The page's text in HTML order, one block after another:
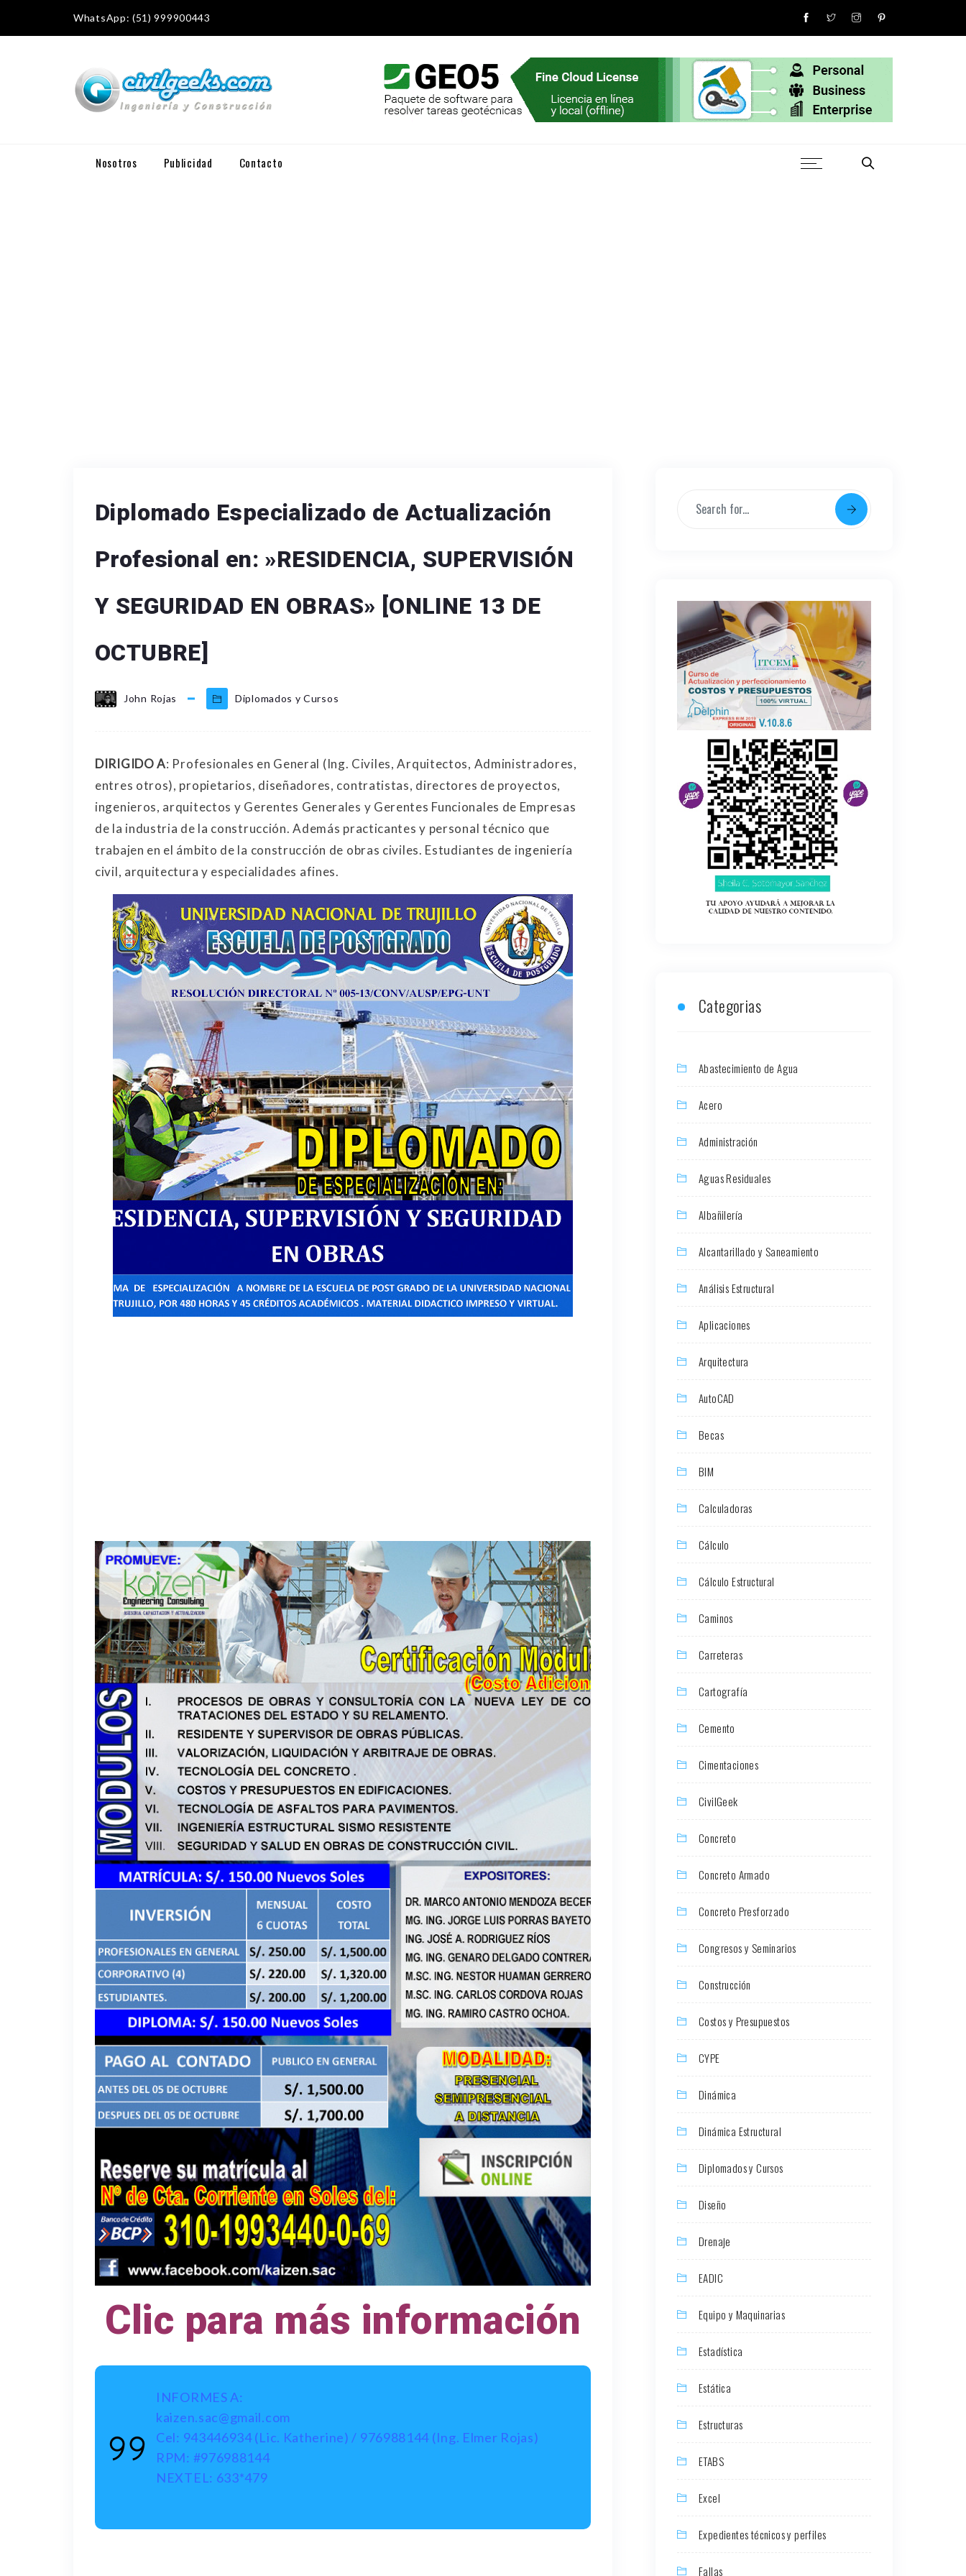
WhatsApp: (51) 999900443
Nosotros Publicidad Contacto
Diplomado Especializado de Actualización
Profesional en: »RESIDENCIA, SUPERVISIÓN
Y SEGURIDAD EN OBRAS» [ONLINE 13 DE
OCTUBRE]
John Rojas Diplomados y Cursos
DIRIGIDO A: Profesionales en General (Ing. Civiles, Arquitectos, Administradores,
entres otros), propietarios, diseñadores, contratistas, directores de proyectos,
ingenieros, arquitectos y Gerentes Generales y Gerentes Funcionales de Empresas
de la industria de la construcción. Además practicantes y personal técnico que
trabajen en el ámbito de la construcción de obras civiles. Estudiantes de ingeniería
civil, arquitectura y especialidades afines.
Clic para más información
INFORMES A:
kaizen.sac@gmail.com
Cel: 943446934 (Lic. Katherine) / 976988144 (Ing. Elmer Rojas)
RPM: #976988144
NEXTEL: 633*479
Categorias
Abastecimiento de Agua
Acero
Administración
Aguas Residuales
Albañilería
Alcantarillado y Saneamiento
Análisis Estructural
Aplicaciones
Arquitectura
AutoCAD
Becas
BIM
Calculadoras
Cálculo
Cálculo Estructural
Caminos
Carreteras
Cartografía
Cemento
Cimentaciones
CivilGeek
Concreto
Concreto Armado
Concreto Presforzado
Congresos y Seminarios
Construcción
Costos y Presupuestos
CYPE
Dinámica
Dinámica Estructural
Diplomados y Cursos
Diseño
Drenaje
EADIC
Equipo y Maquinarias
Estadística
Estática
Estructuras
ETABS
Excel
Expedientes técnicos y perfiles
Fallas